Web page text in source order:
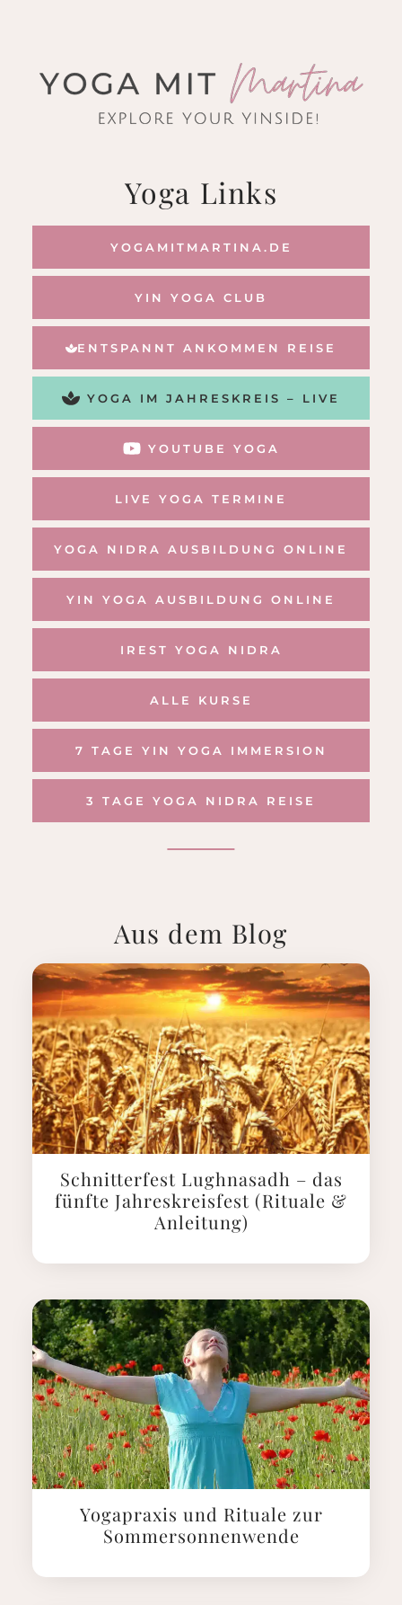
Yoga Links
YOGAMITMARTINA.DE
YIN YOGA CLUB
ENTSPANNT ANKOMMEN REISE
YOGA IM JAHRESKREIS – LIVE
YOUTUBE YOGA
LIVE YOGA TERMINE
YOGA NIDRA AUSBILDUNG ONLINE
YIN YOGA AUSBILDUNG ONLINE
IREST YOGA NIDRA
ALLE KURSE
7 TAGE YIN YOGA IMMERSION
3 TAGE YOGA NIDRA REISE
Aus dem Blog
Schnitterfest Lughnasadh – das
fünfte Jahreskreisfest (Rituale &
Anleitung)
Yogapraxis und Rituale zur
Sommersonnenwende